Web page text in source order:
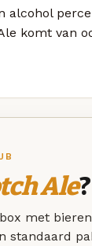
alcohol
komt van
Ale?
met
standaard